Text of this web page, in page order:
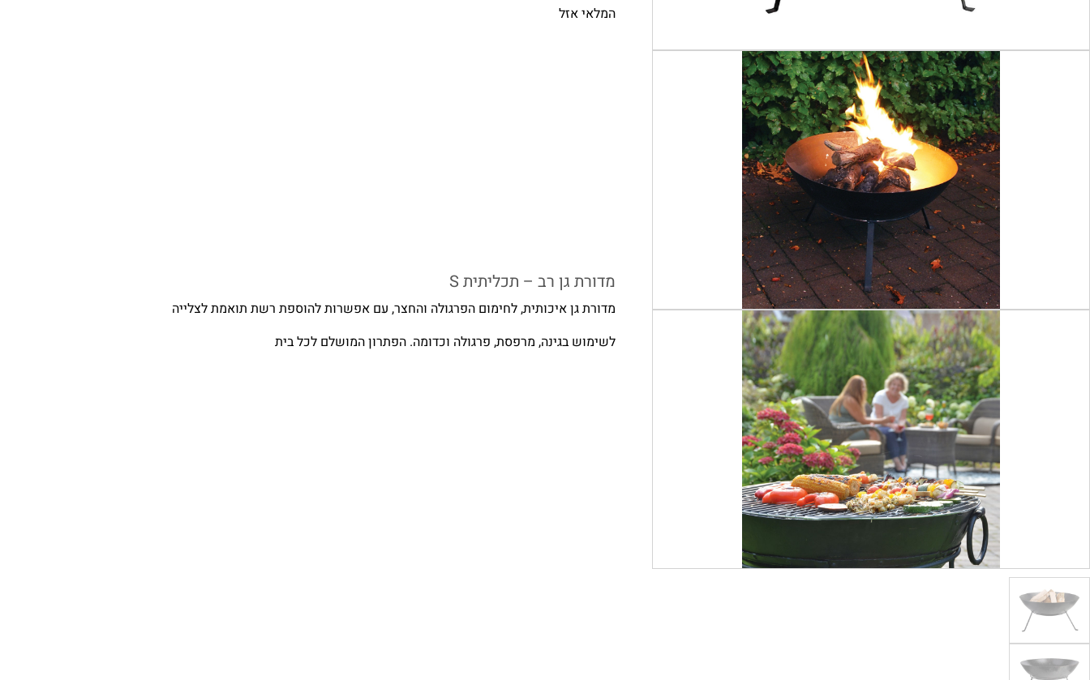
המלאי אזל
מדורת גן רב – תכליתית S
מדורת גן איכותית, לחימום הפרגולה והחצר, עם אפשרות להוספת רשת תואמת לצלייה
לשימוש בגינה, מרפסת, פרגולה וכדומה. הפתרון המושלם לכל בית